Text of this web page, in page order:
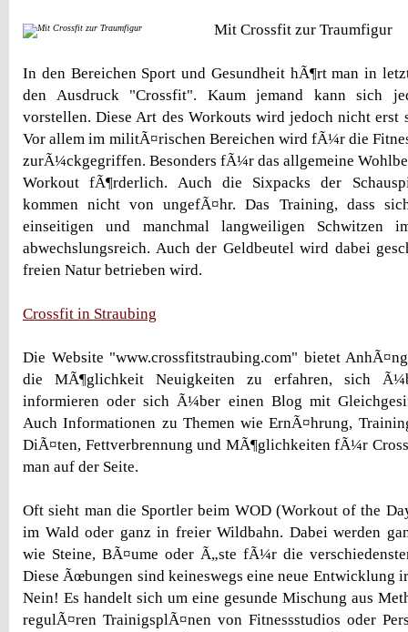
Mit Crossfit zur Traumfigur
In den Bereichen Sport und Gesundheit hÃ¶rt man in
den Ausdruck "Crossfit". Kaum jemand kann sich
vorstellen. Diese Art des Workouts wird jedoch nicht erst
Vor allem im militÃ¤rischen Bereichen wird fÃ¼r die
zurÃ¼ckgegriffen. Besonders fÃ¼r das allgemeine
Workout fÃ¶rderlich. Auch die Sixpacks der
kommen nicht von ungefÃ¤hr. Das Training, dass
einseitigen und manchmal langweiligen Schwitzen
abwechslungsreich. Auch der Geldbeutel wird dabei
freien Natur betrieben wird.
Crossfit in Straubing
Die Website "www.crossfitstraubing.com" bietet
die MÃ¶glichkeit Neuigkeiten zu erfahren, sich
informieren oder sich Ã¼ber einen Blog mit
Auch Informationen zu Themen wie ErnÃ¤hrung,
DiÃ¤ten, Fettverbrennung und MÃ¶glichkeiten fÃ¼r
man auf der Seite.
Oft sieht man die Sportler beim WOD (Workout of the
im Wald oder ganz in freier Wildbahn. Dabei werden
wie Steine, BÃ¤ume oder Ã„ste fÃ¼r die
Diese Ãœbungen sind keineswegs eine neue Entwicklung
Nein! Es handelt sich um eine gesunde Mischung aus
regulÃ¤ren TrainigsplÃ¤nen von Fitnessstudios oder